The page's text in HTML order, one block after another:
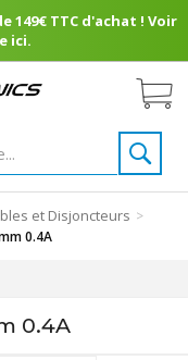
TTC d'achat ! Voir
ici.
et Disjoncteurs >
0.4A
0.4A